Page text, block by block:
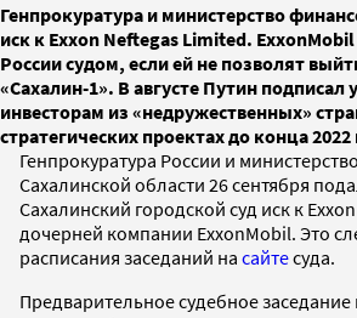
Генпрокуратура и министерство
иск к Exxon Neftegas Limited.
России судом, если ей не позволят
«Сахалин-1». В августе Путин
инвесторам из «недружественных»
стратегических проектах до конца 2022
Генпрокуратура России и
Сахалинской области 26 сентября
Сахалинский городской суд иск к
дочерней компании ExxonMobil. Это
расписания заседаний на сайтесуда.
Предварительное судебное